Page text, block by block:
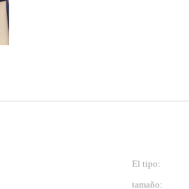
El tipo:
tamaño: